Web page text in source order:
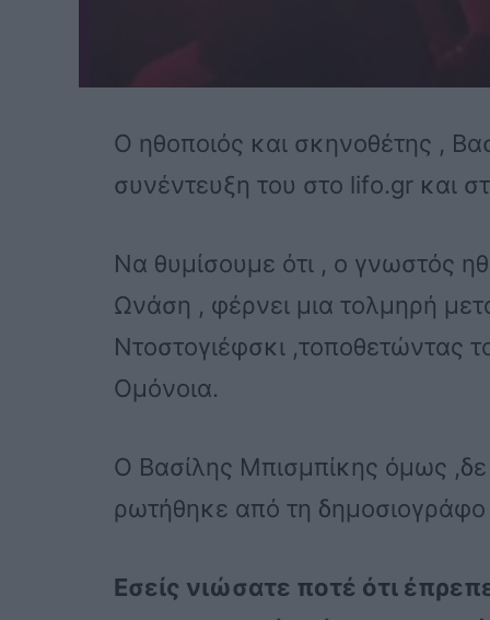
Ο ηθοποιός και σκηνοθέτης ,
συνέντευξη του στο lifo.gr και
Να θυμίσουμε ότι , ο γνωστός
Ωνάση , φέρνει μια τολμηρή
Ντοστογιέφσκι ,τοποθετώντας
Ομόνοια.
Ο Βασίλης Μπισμπίκης όμως ,δε
ρωτήθηκε από τη δημοσιογράφο
Εσείς νιώσατε ποτέ ότι